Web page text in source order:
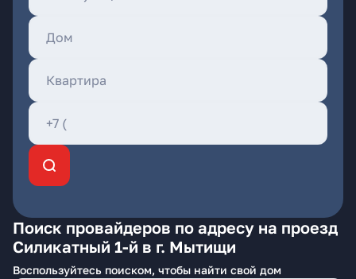
Поиск провайдеров по адресу на проезд
Силикатный 1-й в г. Мытищи
Воспользуйтесь поиском, чтобы найти свой дом